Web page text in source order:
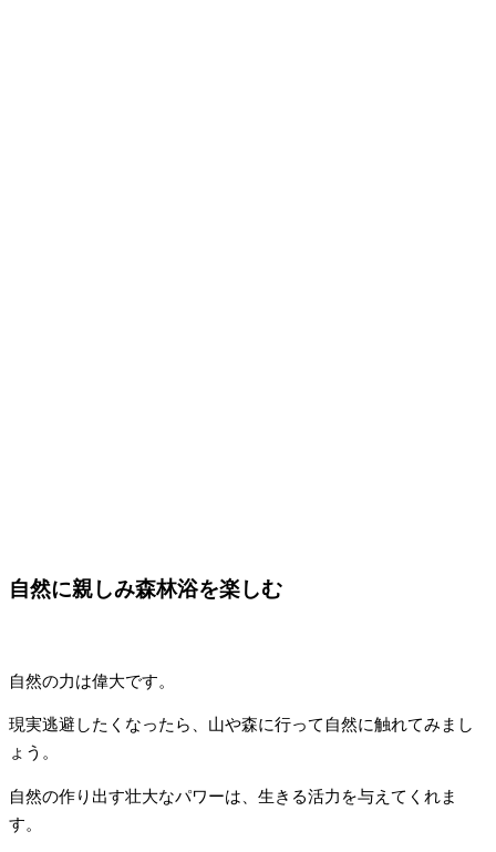
自然に親しみ森林浴を楽しむ
自然の力は偉大です。
現実逃避したくなったら、山や森に行って自然に触れてみまし
ょう。
自然の作り出す壮大なパワーは、生きる活力を与えてくれま
す。